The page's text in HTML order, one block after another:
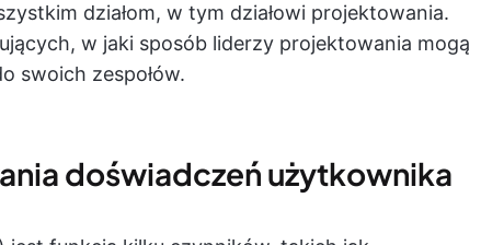
działom, w tym działowi projektowania.
w jaki sposób liderzy projektowania mogą
swoich zespołów.
doświadczeń użytkownika